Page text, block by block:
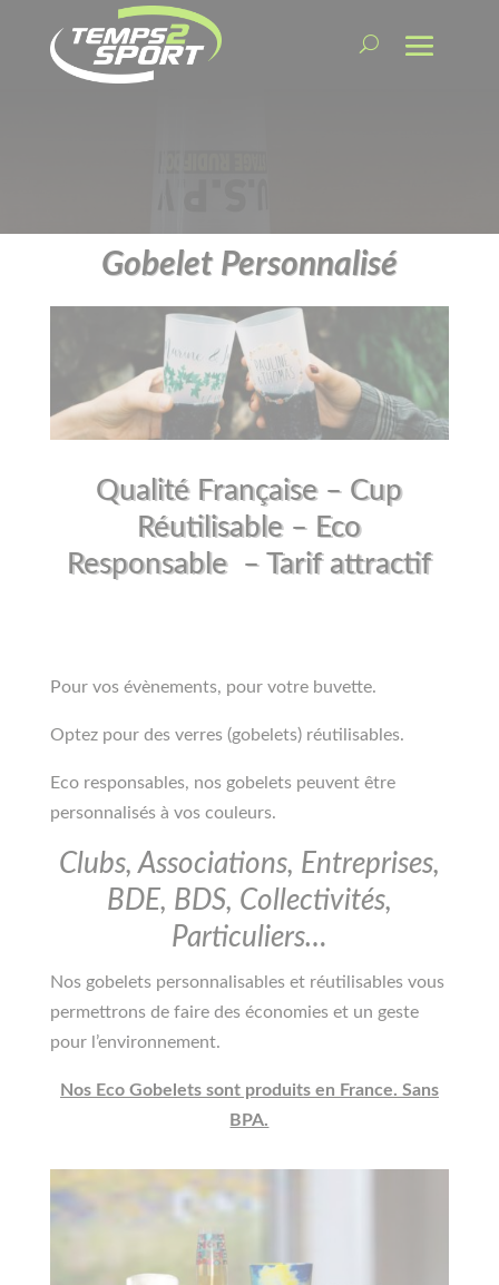
Gobelet Personnalisé
Qualité Française – Cup
Réutilisable – Eco
Responsable – Tarif attractif
Pour vos évènements, pour votre buvette.
Optez pour des verres (gobelets) réutilisables.
Eco responsables, nos gobelets peuvent être
personnalisés à vos couleurs.
Clubs, Associations, Entreprises,
BDE, BDS, Collectivités,
Particuliers…
Nos gobelets personnalisables et réutilisables vous
permettrons de faire des économies et un geste
pour l’environnement.
Nos Eco Gobelets sont produits en France. Sans
BPA.